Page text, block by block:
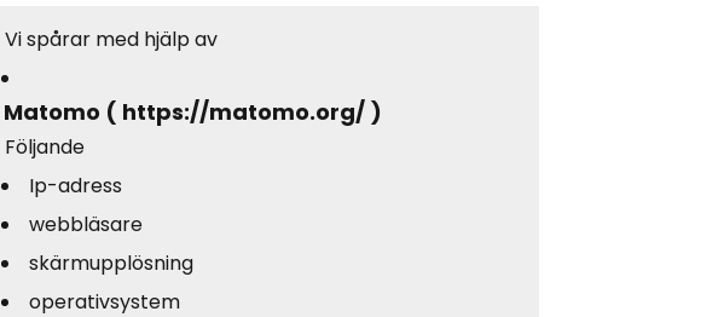
Vi spårar med hjälp av
Matomo ( https://matomo.org/ )
Följande
Ip-adress
webbläsare
skärmupplösning
operativsystem